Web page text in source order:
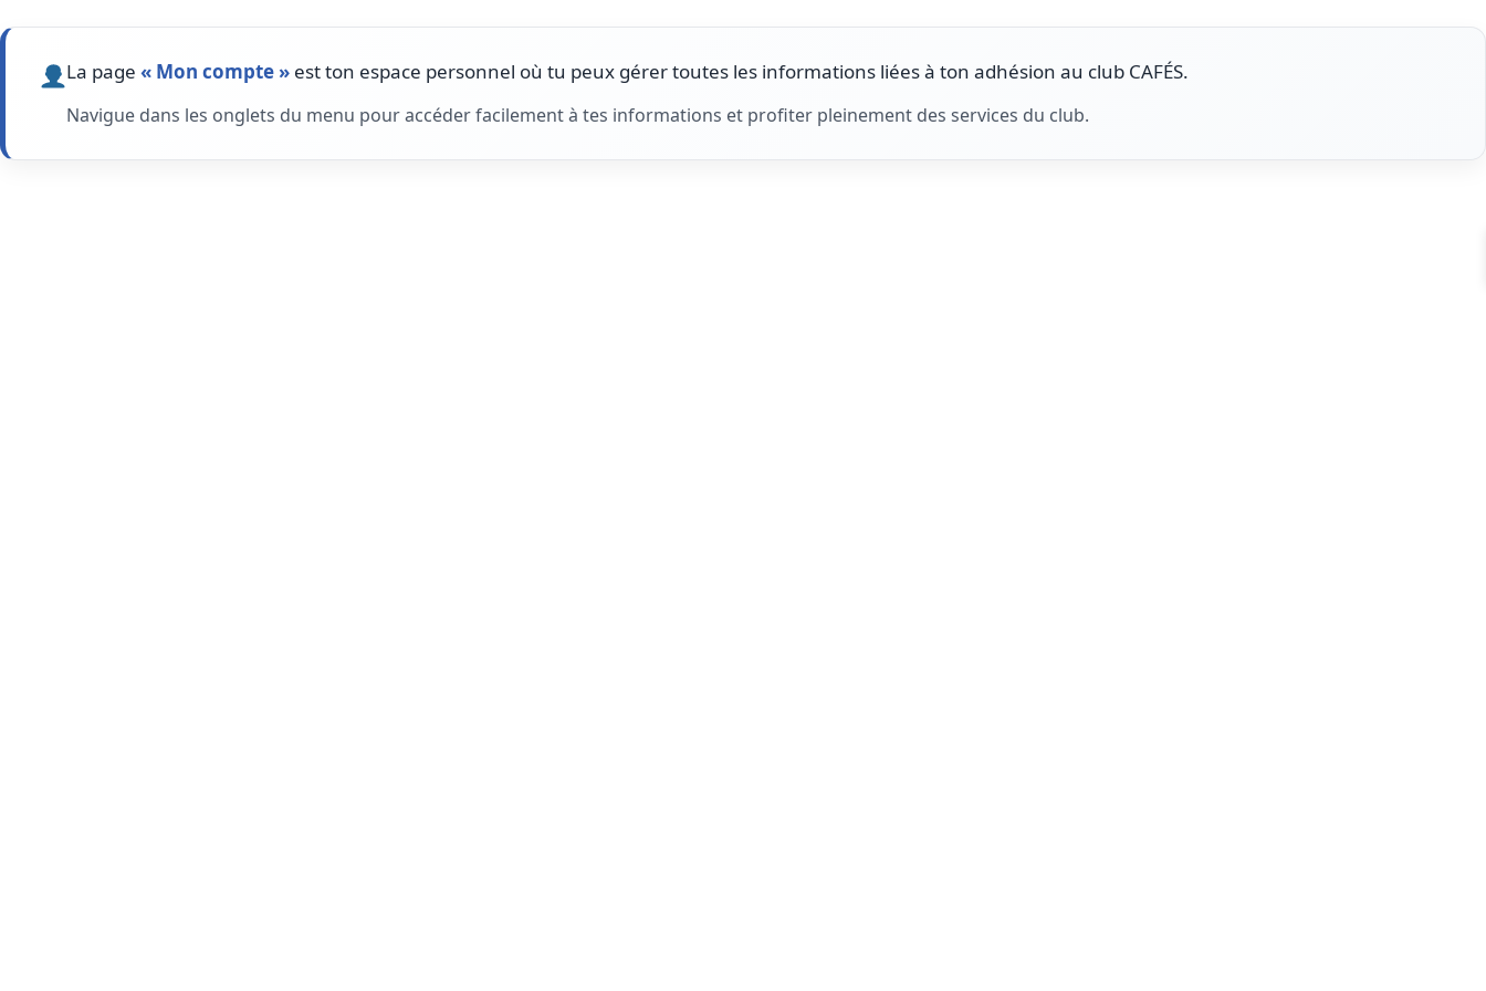
La page« Mon compte » est ton espace personnel où tu peux gérer toutes les informations liées à ton adhésion au club CAFÉS.
Navigue dans les onglets du menu pour accéder facilement à tes informations et profiter pleinement des services du club.